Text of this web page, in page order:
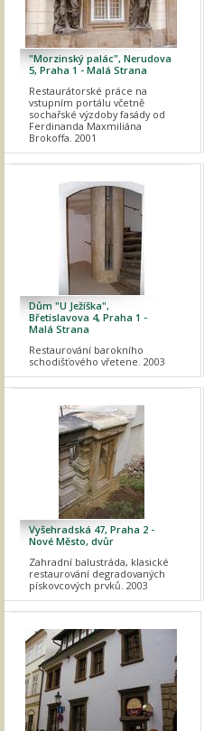
"Morzinský palác", Nerudova
5, Praha 1 - Malá Strana
Restaurátorské práce na
vstupním portálu včetně
sochařské výzdoby fasády od
Ferdinanda Maxmiliána
Brokoffa. 2001
Dům "U Ježíška",
Břetislavova 4, Praha 1 -
Malá Strana
Restaurování barokního
schodišťového vřetene. 2003
Vyšehradská 47, Praha 2 -
Nové Město, dvůr
Zahradní balustráda, klasické
restaurování degradovaných
pískovcových prvků. 2003